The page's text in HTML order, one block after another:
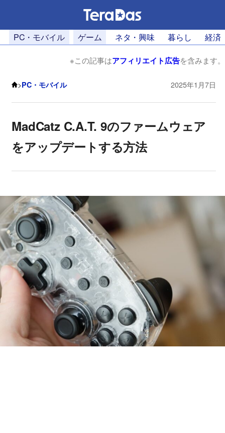
PC・モバイル ゲーム ネタ・興味 暮らし 経済
※この記事はアフィリエイト広告を含みます。
>PC・モバイル 2025年1月7日
MadCatz C.A.T. 9のファームウェア
をアップデートする方法